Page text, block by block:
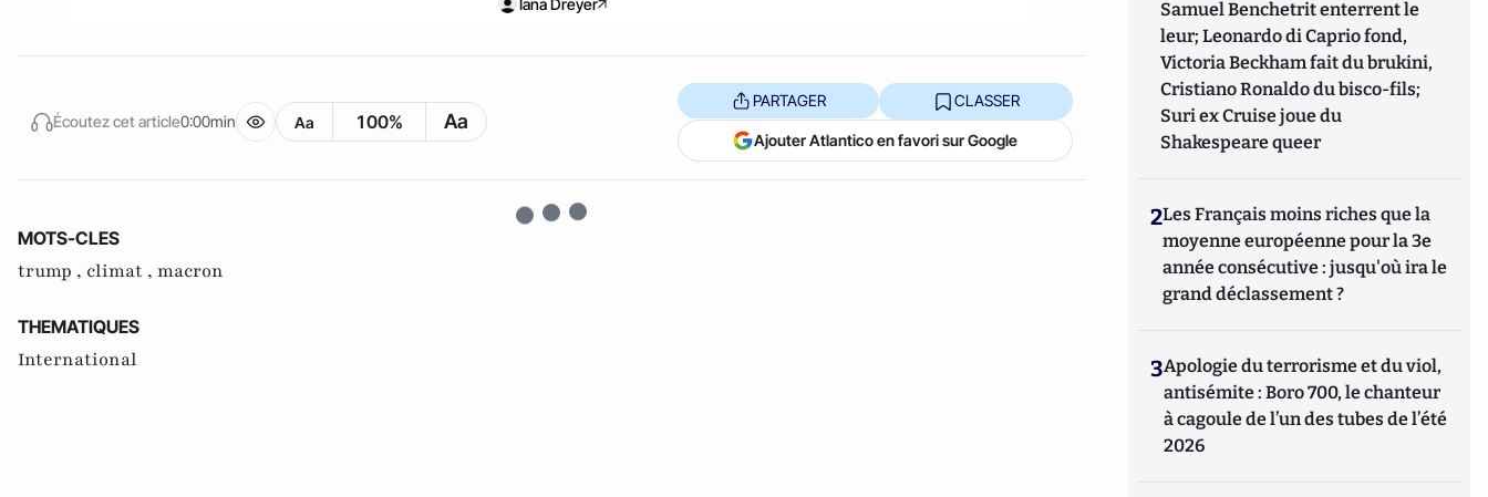
Écoutez cet article0:00min Aa 100% Aa
PARTAGER CLASSER
Ajouter Atlantico en favori sur Google
MOTS-CLES
trump , climat , macron
THEMATIQUES
International
Samuel Benchetrit enterrent le
leur; Leonardo di Caprio fond,
Victoria Beckham fait du brukini,
Cristiano Ronaldo du bisco-fils;
Suri ex Cruise joue du
Shakespeare queer
2Les Français moins riches que la
moyenne européenne pour la 3e
année consécutive : jusqu'où ira le
grand déclassement ?
3Apologie du terrorisme et du viol,
antisémite : Boro 700, le chanteur
à cagoule de l’un des tubes de l’été
2026